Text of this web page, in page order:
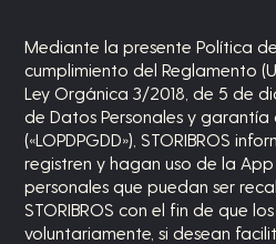
Mediante la presente Política
cumplimiento del Reglamento
Ley Orgánica 3/2018, de 5 de
de Datos Personales y
(«LOPDPGDD»), STORIBROS
registren y hagan uso de la
personales que puedan ser
STORIBROS con el fin de que
voluntariamente, si desean